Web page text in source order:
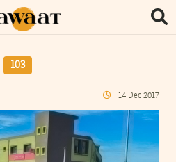
103
14 Dec 2017